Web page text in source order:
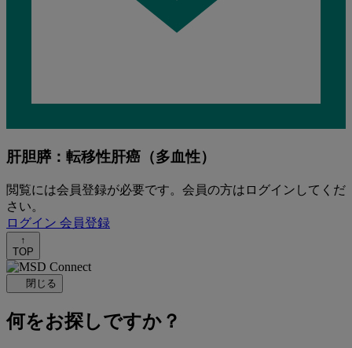
肝胆膵：転移性肝癌（多血性）
閲覧には会員登録が必要です。会員の方はログインしてくだ
さい。
ログイン 会員登録
↑
TOP
閉じる
何をお探しですか？